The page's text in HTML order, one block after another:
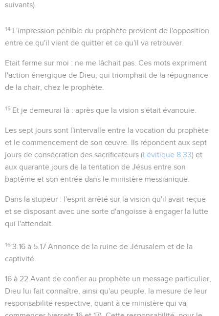
suivants).
14 L'impression pénible du prophète provient de l'opposition
entre ce qu'il vient de quitter et ce qu'il va retrouver.
Etait ferme sur moi : ne me lâchait pas. Ces mots expriment
l'action énergique de Dieu, qui triomphait de la répugnance
de la chair, chez le prophète.
15 Et je demeurai là : après que la vision s'était évanouie.
Les sept jours sont l'intervalle entre la vocation du prophète
et le commencement de son œuvre. Ils répondent aux sept
jours de consécration des sacrificateurs (Lévitique 8.33) et
aux quarante jours de la tentation de Jésus entre son
baptême et son entrée dans le ministère messianique.
Dans la stupeur : l'esprit arrêté sur la vision qu'il avait reçue
et se disposant avec une sorte d'angoisse à engager la lutte
qui l'attendait.
16 3.16 à 5.17 Annonce de la ruine de Jérusalem et de la
captivité.
16 à 22 Avant de confier au prophète un message particulier,
Dieu lui fait connaître, ainsi qu'au peuple, la mesure de leur
responsabilité respective , quant à ce ministère qui va